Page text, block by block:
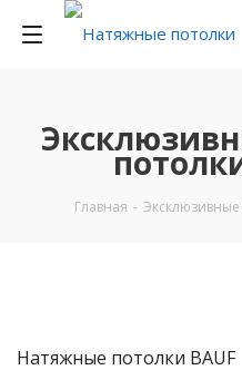
Главная -
Натяжные потолки BAUF